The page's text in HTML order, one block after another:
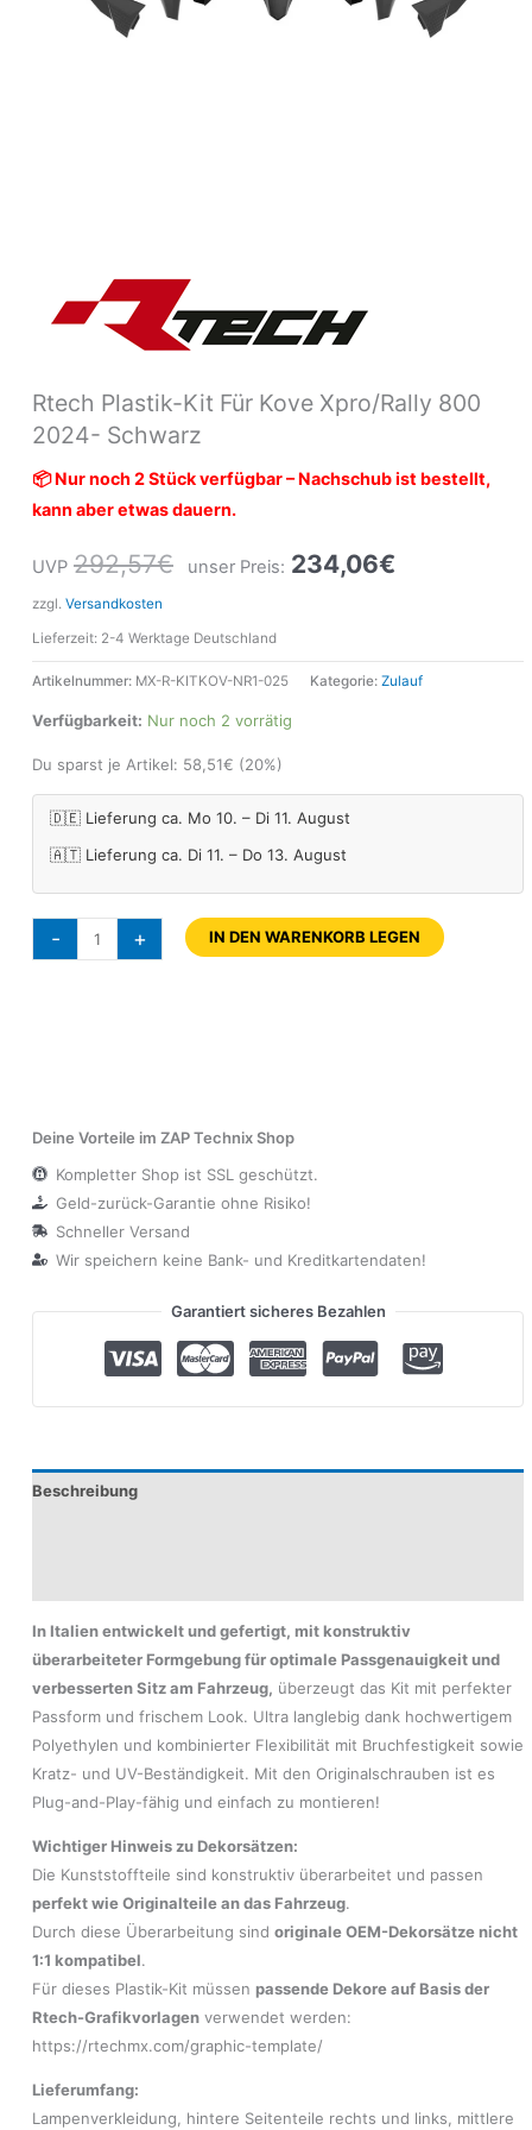
Rtech Plastik-Kit Für Kove Xpro/Rally 800
2024- Schwarz
📦 Nur noch 2 Stück verfügbar – Nachschub ist bestellt,
kann aber etwas dauern.
UVP 292,57€ unser Preis: 234,06€
zzgl. Versandkosten
Lieferzeit: 2-4 Werktage Deutschland
Artikelnummer: MX-R-KITKOV-NR1-025 Kategorie: Zulauf
Verfügbarkeit: Nur noch 2 vorrätig
Du sparst je Artikel: 58,51€ (20%)
🇩🇪 Lieferung ca. Mo 10. – Di 11. August
🇦🇹 Lieferung ca. Di 11. – Do 13. August
- + IN DEN WARENKORB LEGEN
Deine Vorteile im ZAP Technix Shop
Kompletter Shop ist SSL geschützt.
Geld-zurück-Garantie ohne Risiko!
Schneller Versand
Wir speichern keine Bank- und Kreditkartendaten!
Garantiert sicheres Bezahlen
Beschreibung
In Italien entwickelt und gefertigt, mit konstruktiv
überarbeiteter Formgebung für optimale Passgenauigkeit und
verbesserten Sitz am Fahrzeug, überzeugt das Kit mit perfekter
Passform und frischem Look. Ultra langlebig dank hochwertigem
Polyethylen und kombinierter Flexibilität mit Bruchfestigkeit sowie
Kratz- und UV-Beständigkeit. Mit den Originalschrauben ist es
Plug-and-Play-fähig und einfach zu montieren!
Wichtiger Hinweis zu Dekorsätzen:
Die Kunststoffteile sind konstruktiv überarbeitet und passen
perfekt wie Originalteile an das Fahrzeug.
Durch diese Überarbeitung sind originale OEM-Dekorsätze nicht
1:1 kompatibel.
Für dieses Plastik-Kit müssen passende Dekore auf Basis der
Rtech-Grafikvorlagen verwendet werden:
https://rtechmx.com/graphic-template/
Lieferumfang:
Lampenverkleidung, hintere Seitenteile rechts und links, mittlere